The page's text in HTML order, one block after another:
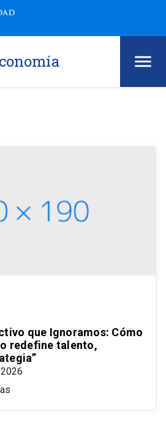
que Ignoramos: Cómo
redefine talento,